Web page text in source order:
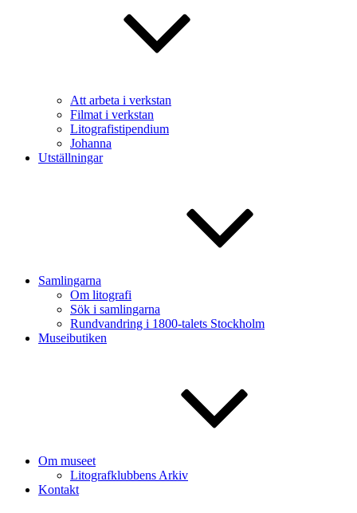
Att arbeta i verkstan
Filmat i verkstan
Litografistipendium
Johanna
Utställningar
Samlingarna
Om litografi
Sök i samlingarna
Rundvandring i 1800-talets Stockholm
Museibutiken
Om museet
Litografklubbens Arkiv
Kontakt